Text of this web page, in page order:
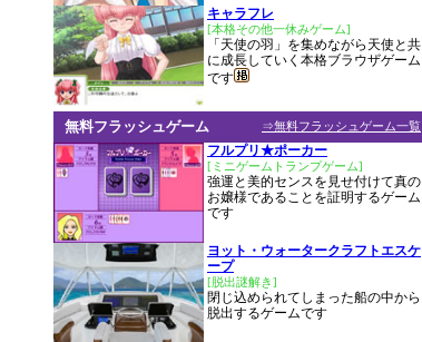
キャラフレ
[本格その他一休みゲーム]
「天使の羽」を集めながら天使と共
に成長していく本格ブラウザゲーム
です
⇒無料フラッシュゲーム一覧
無料フラッシュゲーム
フルプリ★ポーカー
[ミニゲームトランプゲーム]
強運と美的センスを見せ付けて真の
お嬢様であることを証明するゲーム
です
ヨット・ウォータークラフトエスケ
ープ
[脱出謎解き]
閉じ込められてしまった船の中から
脱出するゲームです